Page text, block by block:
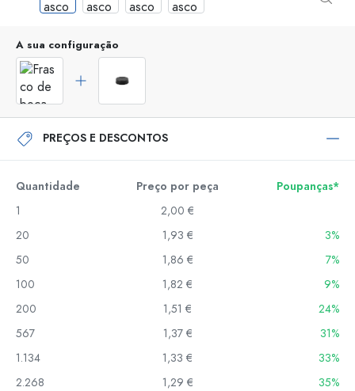
A sua configuração
PREÇOS E DESCONTOS
Quantidade Preço por peça
Poupanças*
1
2,00 €
20
1,93 €
3%
50
1,86 €
7%
100
1,82 €
9%
200
1,51 €
24%
567
1,37 €
31%
1.134
1,33 €
33%
2.268
1,29 € 35%